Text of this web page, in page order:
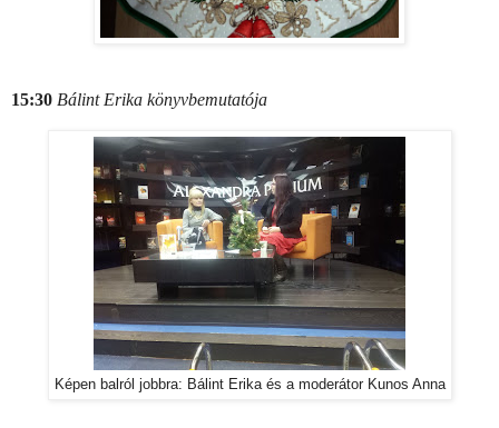
15:30 Bálint Erika könyvbemutatója
Képen balról jobbra: Bálint Erika és a moderátor Kunos Anna